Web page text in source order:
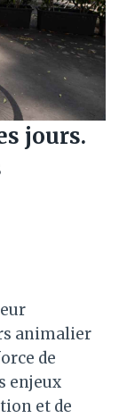
jours.
animalier
de
enjeux
et de